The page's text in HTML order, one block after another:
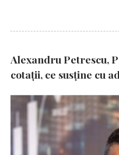
Alexandru Petrescu,
cotații, ce susține cu